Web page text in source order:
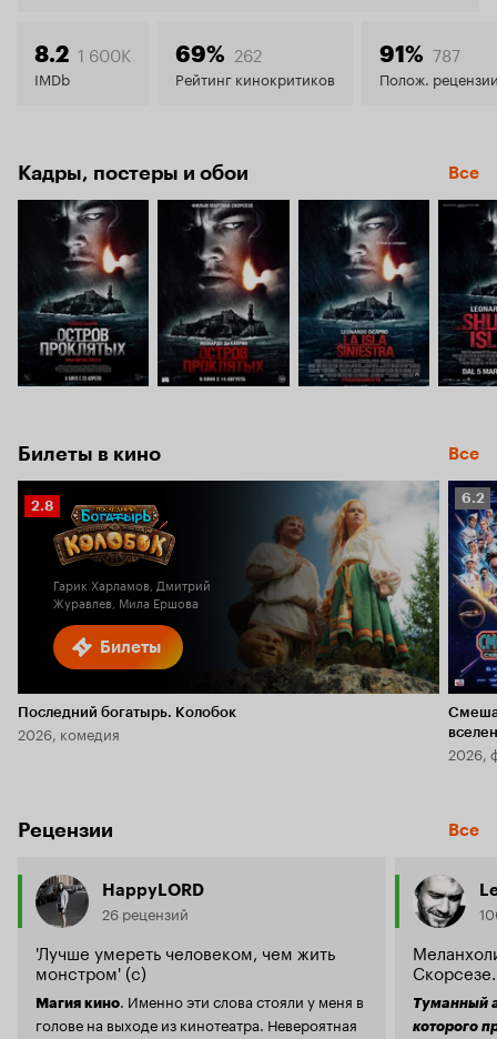
8.6
8.2 1 600K
IMDb
69% 262
Рейтинг кинокритиков
91% 787
Полож.
Кадры, постеры и обои Все
Билеты в кино Все
Билеты
Рейтинг
Кинопоиска
2.8
Гарик Харламов, Дмитрий
Журавлев, Мила Ершова
Последний богатырь. Колобок
2026, комедия
6.2
6.2
2026,
Рецензии Все
HappyLORD
26 рецензий
'Лучше умереть человеком, чем жить
монстром' (с)
Магия кино . Именно эти слова стояли у меня в
голове на выходе из кинотеатра. Невероятная
Скорсезе.
Туманный
которого